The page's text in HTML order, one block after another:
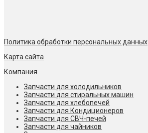
Политика обработки персональных данных
Карта сайта
Компания
Запчасти для холодильников
Запчасти для стиральных машин
Запчасти для хлебопечей
Запчасти для Кондиционеров
Запчасти для СВЧ-печей
Запчасти для чайников